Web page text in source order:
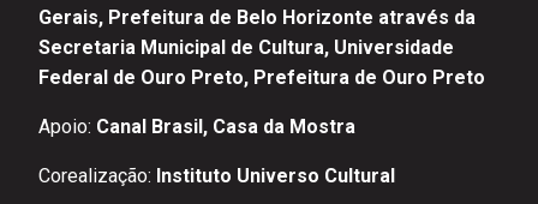
Gerais, Prefeitura de Belo Horizonte através da
Secretaria Municipal de Cultura, Universidade
Federal de Ouro Preto, Prefeitura de Ouro Preto
Apoio: Canal Brasil, Casa da Mostra
Corealização: Instituto Universo Cultural